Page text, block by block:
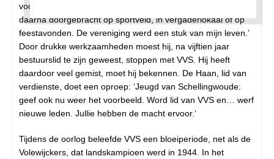
voorwoord in het jubileumboek: ‘Vele gelukkig uren heb ik
daarna doorgebracht op sportveld, in vergaderlokaal of op
feestavonden. De vereniging werd een stuk van mijn leven.’
Door drukke werkzaamheden moest hij, na vijftien jaar
bestuurslid te zijn geweest, stoppen met VVS. Hij heeft
daardoor veel gemist, moet hij bekennen. De Haan, lid van
verdienste, doet een oproep: ‘Jeugd van Schellingwoude:
geef ook nu weer het voorbeeld. Word lid van VVS en… werf
nieuwe leden. Jullie hebben de macht ervoor.’
Tijdens de oorlog beleefde VVS een bloeiperiode, net als de
Volewijckers, dat landskampioen werd in 1944. In het